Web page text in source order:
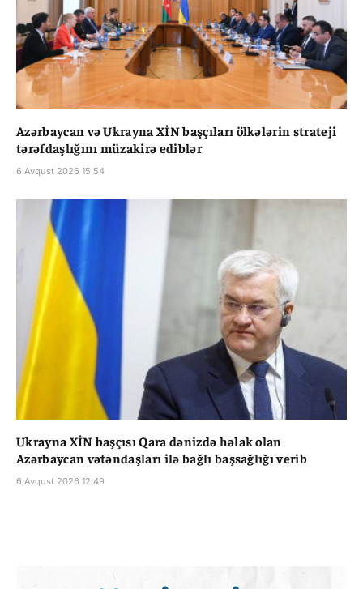
Azərbaycan və Ukrayna XİN başçıları ölkələrin strateji
tərəfdaşlığını müzakirə ediblər
6 Avqust 2026 15:54
Ukrayna XİN başçısı Qara dənizdə həlak olan
Azərbaycan vətəndaşları ilə bağlı başsağlığı verib
6 Avqust 2026 12:49